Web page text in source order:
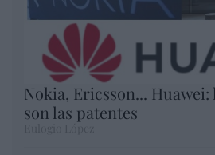
Nokia, Ericsson...
son las patentes